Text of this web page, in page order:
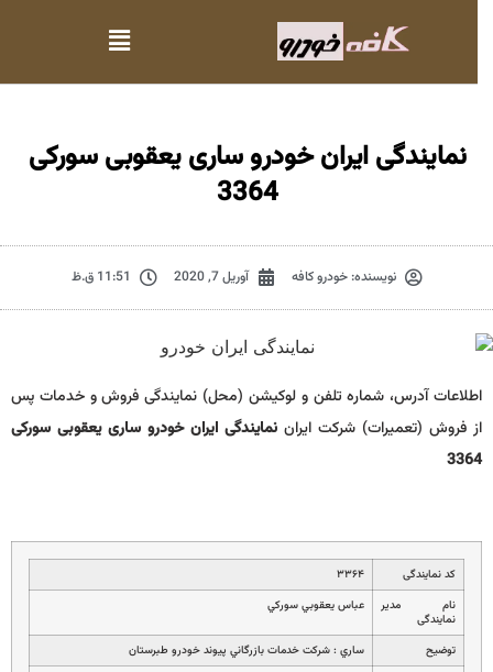
نمایندگی ایران خودرو ساری یعقوبی سورکی
3364
نویسنده:خودرو کافه آوریل 7, 2020 11:51 ق.ظ
اطلاعات آدرس، شماره تلفن و لوکیشن (محل) نمایندگی فروش و خدمات پس
از فروش (تعمیرات) شرکت ایراننمایندگی ایران خودرو ساری یعقوبی سورکی
3364
کد نمایندگی
۳۳۶۴
نام مدیر
نمایندگی
عباس يعقوبي سوركي
توضیح
ساري : شركت خدمات بازرگاني پيوند خودرو طبرستان